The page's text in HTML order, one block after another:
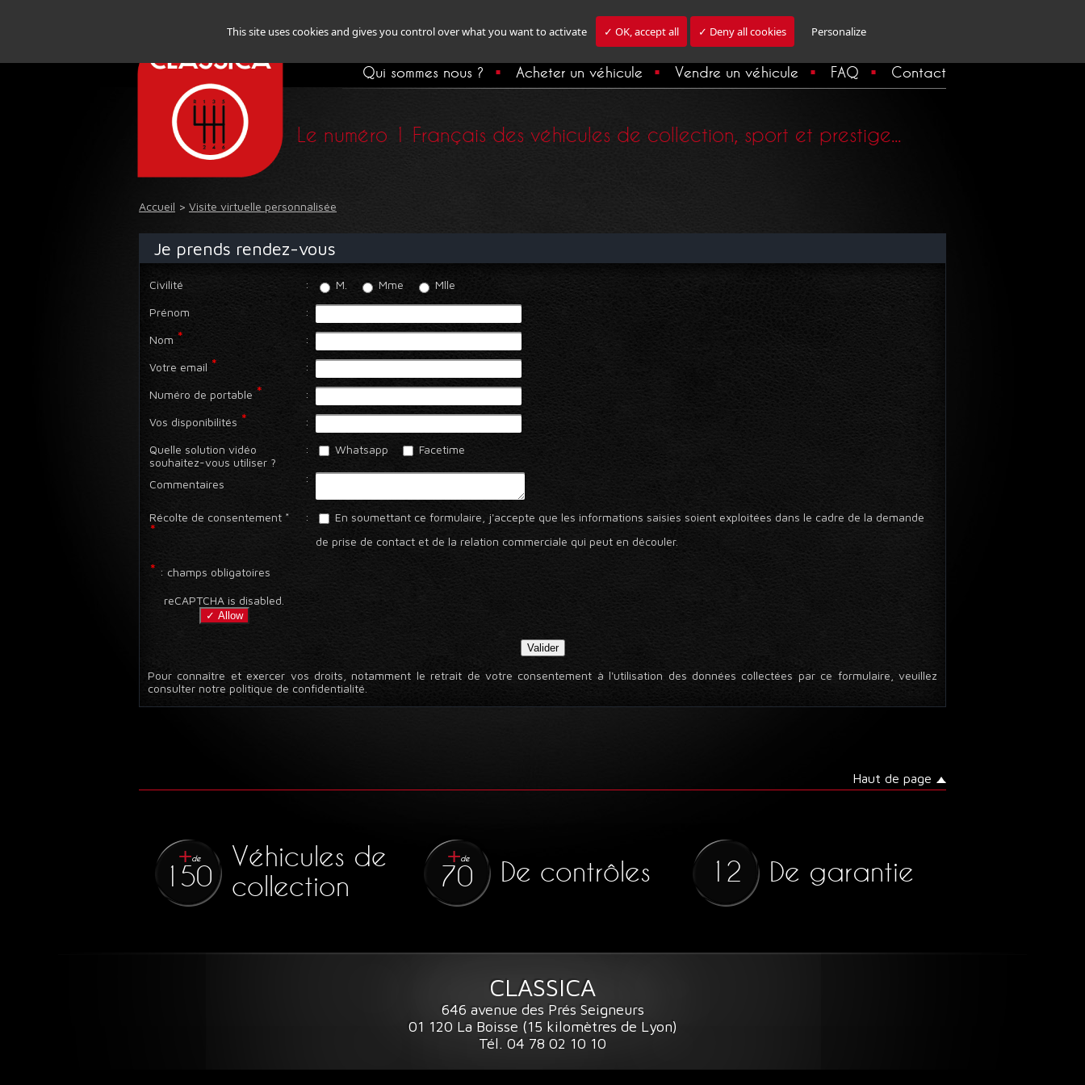
This site uses cookies and gives you control over what you want to activate ✓ OK, accept all ✓ Deny all cookies Personalize
Inscription Newsletter
Qui sommes nous ? Acheter un véhicule Vendre un véhicule FAQ Contact
Le numéro 1 Français des véhicules de collection, sport et prestige...
Accueil > Visite virtuelle personnalisée
Je prends rendez-vous
Civilité : M. Mme
Mlle
Prénom
:
Nom *
:
Votre email *
:
Numéro de portable *
:
Vos disponibilités *
:
Quelle solution vidéo
souhaitez-vous utiliser ?
: Whatsapp Facetime
Commentaires :
Récolte de consentement *
*
:
En soumettant ce formulaire, j'accepte que les informations saisies soient exploitées dans le cadre de la demande
de prise de contact et de la relation commerciale qui peut en découler.
* : champs obligatoires
reCAPTCHA is disabled.
✓ Allow
Pour connaître et exercer vos droits, notamment le retrait de votre consentement à l'utilisation des données collectées par ce formulaire, veuillez
consulter notre politique de confidentialité.
Haut de page
de
150
Véhicules de
collection
de
70 De contrôles 12 De garantie
CLASSICA
646 avenue des Prés Seigneurs
01 120 La Boisse (15 kilomètres de Lyon)
Tél. 04 78 02 10 10